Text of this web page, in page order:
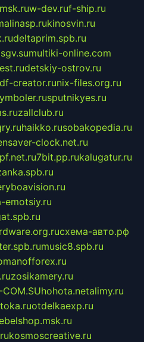
w-dev.ruf-ship.ru
kinosvin.ru
deltaprim.spb.ru
sgv.sumultiki-online.com
detskiy-ostrov.ru
creator.runix-files.org.ru
sputnikyes.ru
zallclub.ru
haikko.rusobakopedia.ru
clock.net.ru
7bit.pp.rukalugatur.ru
emotsiy.ru
схема-авто.рф
music8.spb.ru
zosikamery.ru
hohota.netalimy.ru
otdelkaexp.ru
kosmoscreative.ru